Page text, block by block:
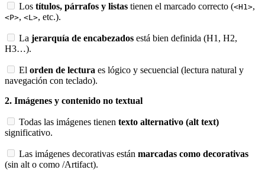
Los títulos, párrafos y listas tienen el marcado correcto (<H1>,
<P>, <L>, etc.).
La jerarquía de encabezados está bien definida (H1, H2,
H3…).
El orden de lectura es lógico y secuencial (lectura natural y
navegación con teclado).
2. Imágenes y contenido no textual
Todas las imágenes tienen texto alternativo (alt text)
significativo.
Las imágenes decorativas están marcadas como decorativas
(sin alt o como /Artifact).